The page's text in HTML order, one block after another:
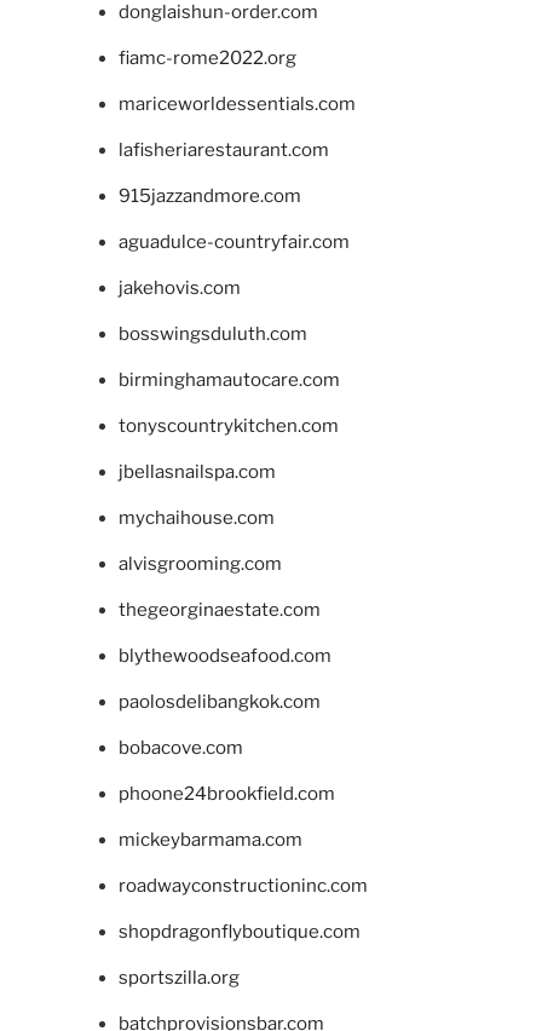
donglaishun-order.com
fiamc-rome2022.org
mariceworldessentials.com
lafisheriarestaurant.com
915jazzandmore.com
aguadulce-countryfair.com
jakehovis.com
bosswingsduluth.com
birminghamautocare.com
tonyscountrykitchen.com
jbellasnailspa.com
mychaihouse.com
alvisgrooming.com
thegeorginaestate.com
blythewoodseafood.com
paolosdelibangkok.com
bobacove.com
phoone24brookfield.com
mickeybarmama.com
roadwayconstructioninc.com
shopdragonflyboutique.com
sportszilla.org
batchprovisionsbar.com